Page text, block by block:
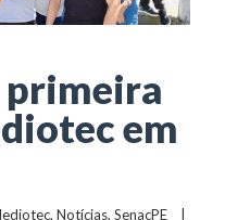
primeira
em
, Notícias, SenacPE